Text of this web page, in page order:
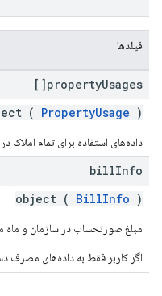
فیلدها
propertyUsages[]
( PropertyUsage )
داده‌های استفاده برای تمام
billInfo
object ( BillInfo )
مبلغ صورتحساب در سازمان و
اگر کاربر فقط به داده‌های مصرف